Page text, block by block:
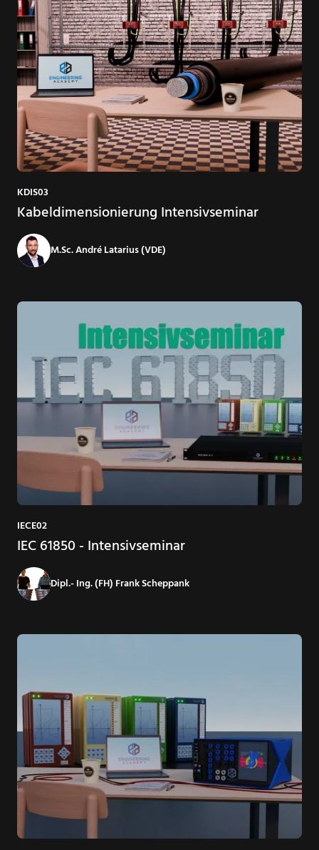
KDIS03
Kabeldimensionierung Intensivseminar
M.Sc. André Latarius (VDE)
IECE02
IEC 61850 - Intensivseminar
Dipl.- Ing. (FH) Frank Scheppank